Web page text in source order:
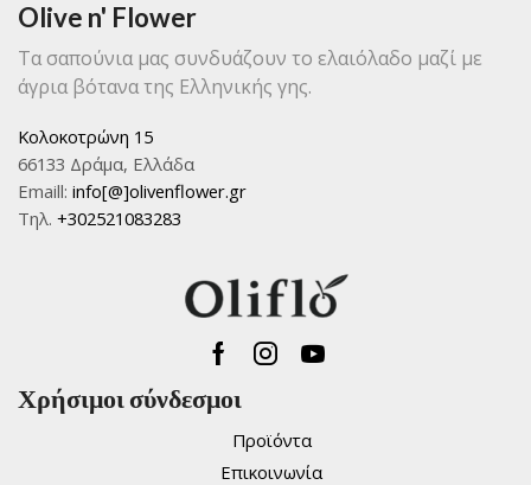
Olive n' Flower
Τα σαπούνια μας συνδυάζουν το ελαιόλαδο μαζί με
άγρια βότανα της Ελληνικής γης.
Κολοκοτρώνη 15
66133 Δράμα, Ελλάδα
Emaill: info[@]olivenflower.gr
Τηλ. +302521083283
Facebook
Instagram
Youtube
Χρήσιμοι σύνδεσμοι
Προϊόντα
Επικοινωνία